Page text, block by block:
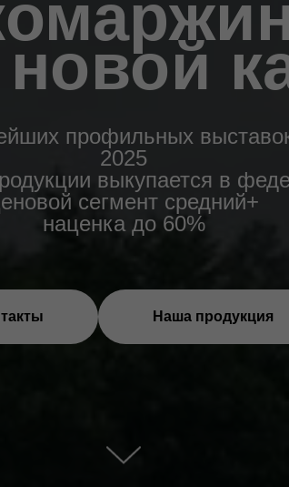
профильных
2025
выкупается в
сегмент средний+
наценка до 60%
Наша продукция